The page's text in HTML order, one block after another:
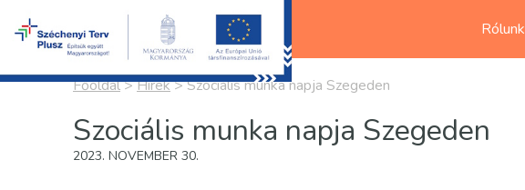
Rólunk
Főoldal>Hírek>Szociális munka napja Szegeden
Szociális munka napja Szegeden
2023. NOVEMBER 30.